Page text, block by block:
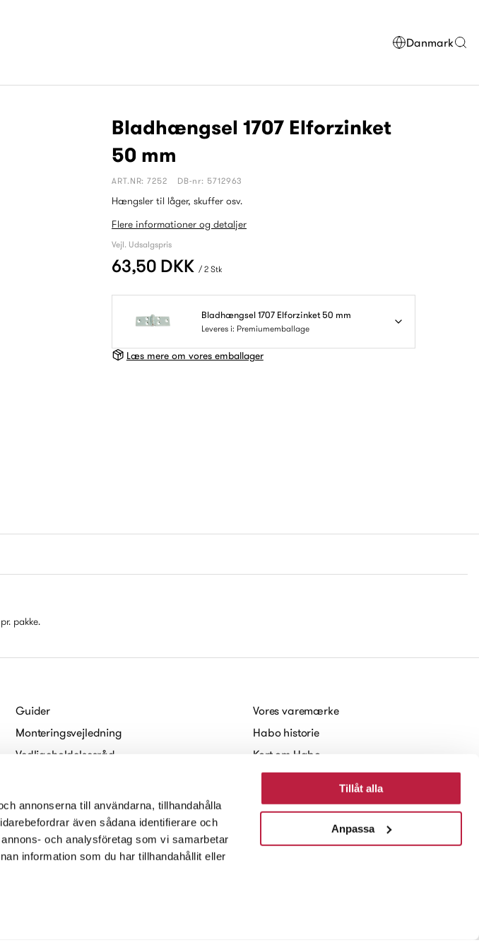
annonserna till användarna, tillhandahålla
även sådana identifierare och
och analysföretag som vi samarbetar
information som du har tillhandahållit eller
Tillåt alla
Anpassa
Danmark
Bladhængsel 1707 Elforzinket
50 mm
ART.NR: 7252 DB-nr: 5712963
Hængsler til låger, skuffer osv.
Flere informationer og detaljer
Vejl. Udsalgspris
63,50 DKK / 2 Stk
Bladhængsel 1707 Elforzinket 50 mm
Leveres i: Premiumemballage
Læs mere om vores emballager
pakke.
Guider
Monteringsvejledning
Vedligeholdelsesråd
Digitale brochurer
Vores varemærke
Habo historie
Kort om Habo
Arbejde hos Habo